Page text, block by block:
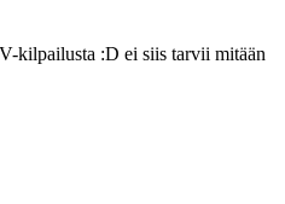
kilpailusta :D ei siis tarvii mitään